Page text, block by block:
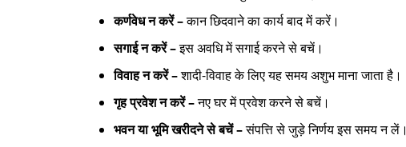
कर्णवेध न करें –कान छिदवाने का कार्य बाद में करें।
सगाई न करें –इस अवधि में सगाई करने से बचें।
विवाह न करें –शादी-विवाह के लिए यह समय अशुभ माना जाता है।
गृह प्रवेश न करें –नए घर में प्रवेश करने से बचें।
भवन या भूमि खरीदने से बचें –संपत्ति से जुड़े निर्णय इस समय न लें।